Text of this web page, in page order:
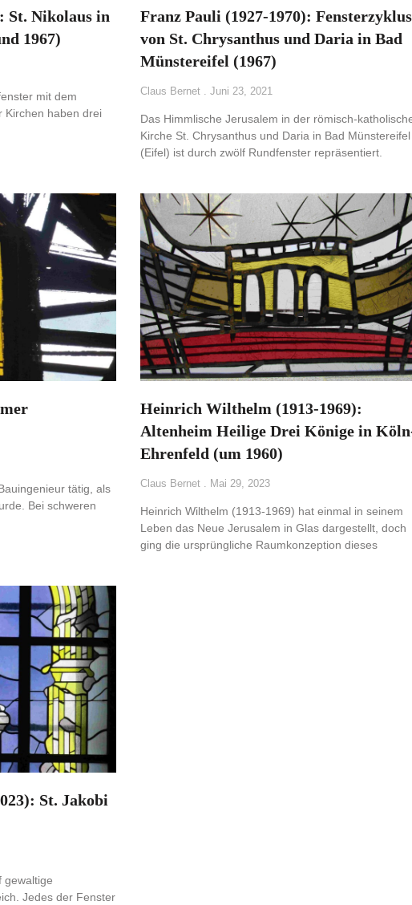
St. Nikolaus in
1967)
mit dem
Kirchen haben drei
Franz Pauli (1927-1970): Fensterzyklus
von St. Chrysanthus und Daria in Bad
Münstereifel (1967)
Claus Bernet Juni 23, 2021
Das Himmlische Jerusalem in der römisch-
Kirche St. Chrysanthus und Daria in Bad Münstereifel
(Eifel) ist durch zwölf Rundfenster repräsentiert.
tätig, als
Bei schweren
Heinrich Wilthelm (1913-1969):
Altenheim Heilige Drei Könige in
Ehrenfeld (um 1960)
Claus Bernet Mai 29, 2023
Heinrich Wilthelm (1913-1969) hat einmal in seinem
Leben das Neue Jerusalem in Glas dargestellt, doch
ging die ursprüngliche Raumkonzeption dieses
St. Jakobi
gewaltige
Jedes der Fenster